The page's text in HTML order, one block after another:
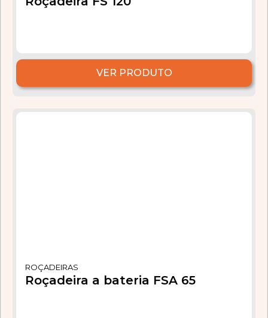
VER PRODUTO
ROÇADEIRAS
Roçadeira a bateria FSA 65